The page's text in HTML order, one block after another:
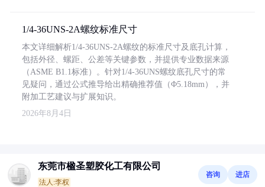
1/4-36UNS-2A螺纹标准尺寸
本文详细解析1/4-36UNS-2A螺纹的标准尺寸及底孔计算，
包括外径、螺距、公差等关键参数，并提供专业数据来源
（ASME B1.1标准）。针对1/4-36UNS螺纹底孔尺寸的常
见疑问，通过公式推导给出精确推荐值（Φ5.18mm），并
附加工艺建议与扩展知识。
2026年8月4日
东莞市楹圣塑胶化工有限公司
法人:李权
咨询 进店